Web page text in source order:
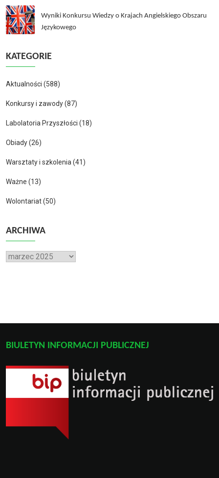
Wyniki Konkursu Wiedzy o Krajach Angielskiego Obszaru
Językowego
KATEGORIE
Aktualności (588)
Konkursy i zawody(87)
Labolatoria Przyszłości (18)
Obiady(26)
Warsztaty i szkolenia(41)
Ważne (13)
Wolontariat(50)
ARCHIWA
Archiwa
BIULETYN INFORMACJI PUBLICZNEJ